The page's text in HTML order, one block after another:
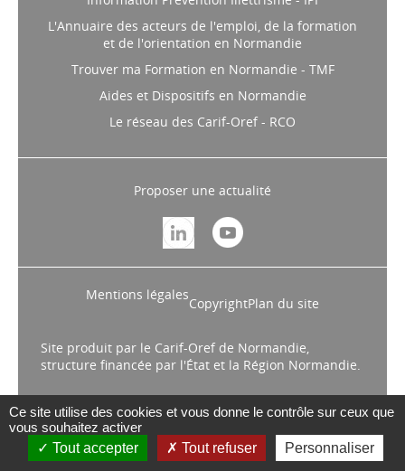
Information Prévention Illettrisme - IPI
L'Annuaire des acteurs de l'emploi, de la formation
et de l'orientation en Normandie
Trouver ma Formation en Normandie - TMF
Aides et Dispositifs en Normandie
Le réseau des Carif-Oref - RCO
Proposer une actualité
Mentions légales
CopyrightPlan du site
Site produit par le Carif-Oref de Normandie,
structure financée par l'État et la Région Normandie.
Ce site utilise des cookies et vous donne le contrôle sur ceux que
vous souhaitez activer
Tout accepter
Tout refuser Personnaliser